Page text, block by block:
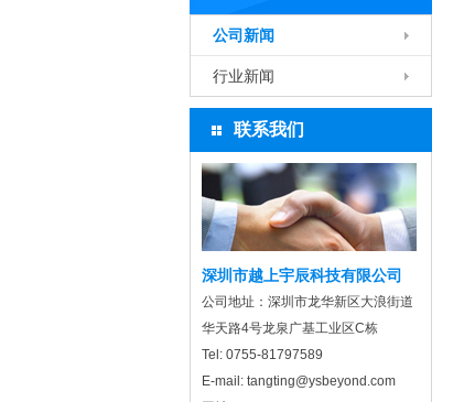
公司新闻
行业新闻
联系我们
深圳市越上宇辰科技有限公司
公司地址：深圳市龙华新区大浪街道
华天路4号龙泉广基工业区C栋
Tel: 0755-81797589
E-mail: tangting@ysbeyond.com